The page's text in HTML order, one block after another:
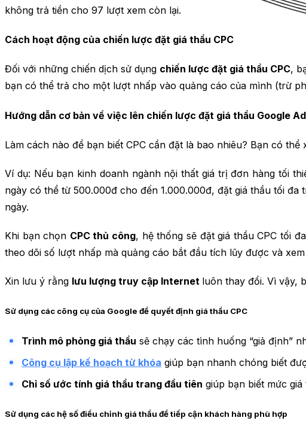
không trả tiền cho 97 lượt xem còn lại.
Cách hoạt động của chiến lược đặt giá thầu CPC
Đối với những chiến dịch sử dụng chiến lược đặt giá thầu CPC,
bạn có thể trả cho một lượt nhấp vào quảng cáo của mình (trừ
Hướng dẫn cơ bản về việc lên chiến lược đặt giá thầu Google
Làm cách nào để bạn biết CPC cần đặt là bao nhiêu? Bạn có
Ví dụ: Nếu bạn kinh doanh ngành nội thất giá trị đơn hàng tối
ngày có thể từ 500.000đ cho đến 1.000.000đ, đặt giá thầu tối
ngày.
Khi bạn chọn CPC thủ công, hệ thống sẽ đặt giá thầu CPC tối
theo dõi số lượt nhấp mà quảng cáo bắt đầu tích lũy được và
Xin lưu ý rằng lưu lượng truy cập Internet luôn thay đổi. Vì vậy,
Sử dụng các công cụ của Google để quyết định giá thầu CPC
Trình mô phỏng giá thầu sẽ chạy các tình huống “giả định”
Công cụ lập kế hoạch từ khóa giúp bạn nhanh chóng biết
Chỉ số ước tính giá thầu trang đầu tiên giúp bạn biết mức
Sử dụng các hệ số điều chỉnh giá thầu để tiếp cận khách hàng phù hợp